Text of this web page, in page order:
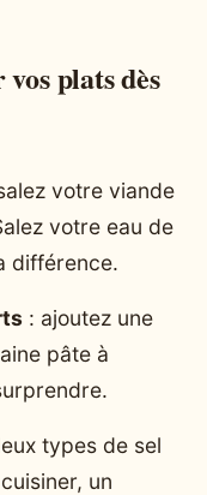
plats dès
votre viande
votre eau de
différence.
: ajoutez une
pâte à
types de sel
un